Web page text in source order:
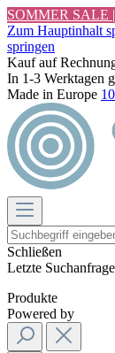
SOMMER SALE |
Zum Hauptinhalt
springen
Kauf auf
In 1-3 Werktagen
Made in Europe
Schließen
Letzte
Produkte
Powered by